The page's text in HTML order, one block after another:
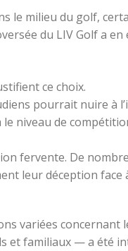
le milieu du golf,
du LIV Golf a
ce choix.
pourrait nuire à
niveau de
fervente. De
leur déception face
variées concernant
et familiaux — a été